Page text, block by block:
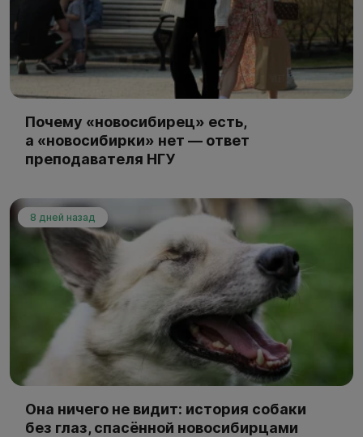
Почему «новосибирец» есть,
а «новосибирки» нет — ответ
преподавателя НГУ
8 дней назад
Она ничего не видит: история собаки
без глаз, спасённой новосибирцами